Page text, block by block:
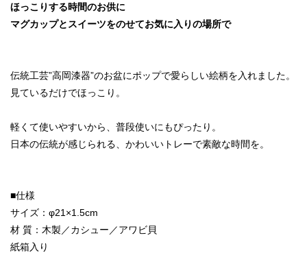
ほっこりする時間のお供に
マグカップとスイーツをのせてお気に入りの場所で
伝統工芸”高岡漆器”のお盆にポップで愛らしい絵柄を入れました。
見ているだけでほっこり。
軽くて使いやすいから、普段使いにもぴったり。
日本の伝統が感じられる、かわいいトレーで素敵な時間を。
■仕様
サイズ：φ21×1.5cm
材 質：木製／カシュー／アワビ貝
紙箱入り